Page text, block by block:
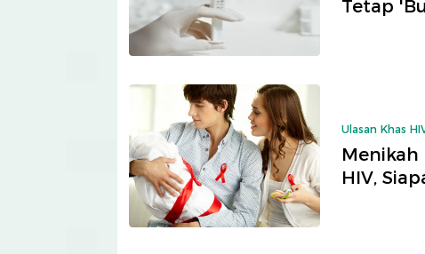
Tetap
Ulasan Khas
HIV,